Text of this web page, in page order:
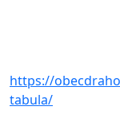
https://
tabula/